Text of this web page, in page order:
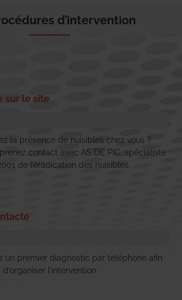
d’intervention
sur le site
la présence de nuisibles chez vous ?
, prenez contact avec AS DE PIC, spécialiste
de l’éradication des nuisibles.
un premier diagnostic par téléphone afin
d’organiser l’intervention